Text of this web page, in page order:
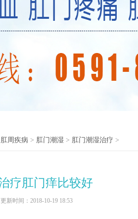
肛周疾病 > 肛门潮湿 > 肛门潮湿治疗 >
疗肛门痒比较好
更新时间：2018-10-19 18:53